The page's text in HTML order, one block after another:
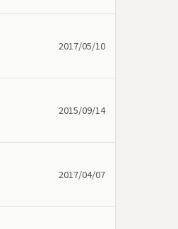
2017/05/10
2015/09/14
2017/04/07